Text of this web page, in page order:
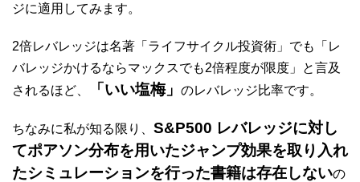
ジに適用してみます。
2倍レバレッジは名著「ライフサイクル投資術」でも「レ
バレッジかけるならマックスでも2倍程度が限度」と言及
されるほど、
「いい塩梅」 のレバレッジ比率です。
ちなみに私が知る限り、 S&P500 レバレッジに対し
てポアソン分布を用いたジャンプ効果を取り入れ
たシミュレーションを行った書籍は存在しないの